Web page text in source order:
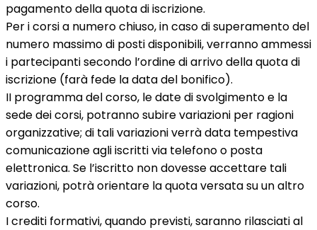
pagamento della quota di iscrizione.
Per i corsi a numero chiuso, in caso di superamento del
numero massimo di posti disponibili, verranno ammessi
i partecipanti secondo l’ordine di arrivo della quota di
iscrizione (farà fede la data del bonifico).
II programma del corso, le date di svolgimento e la
sede dei corsi, potranno subire variazioni per ragioni
organizzative; di tali variazioni verrà data tempestiva
comunicazione agli iscritti via telefono o posta
elettronica. Se l’iscritto non dovesse accettare tali
variazioni, potrà orientare la quota versata su un altro
corso.
I crediti formativi, quando previsti, saranno rilasciati al